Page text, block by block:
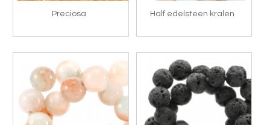
Preciosa Half edelsteen kralen